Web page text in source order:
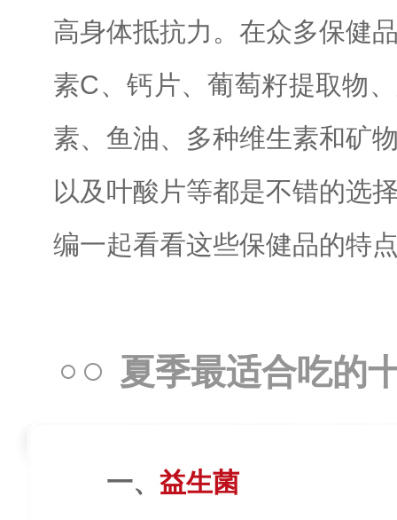
高身体抵抗力。在众多保健
素C、钙片、葡萄籽提取物
素、鱼油、多种维生素和矿
以及叶酸片等都是不错的选
编一起看看这些保健品的特
夏季最适合吃的
一、 益生菌